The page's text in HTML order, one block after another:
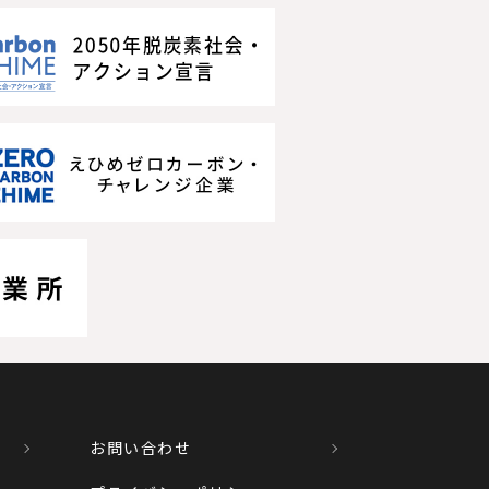
お問い合わせ